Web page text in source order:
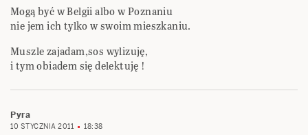
Mogą być w Belgii albo w Poznaniu
nie jem ich tylko w swoim mieszkaniu.
Muszle zajadam,sos wylizuję,
i tym obiadem się delektuję !
Pyra
10 STYCZNIA 2011 18:38